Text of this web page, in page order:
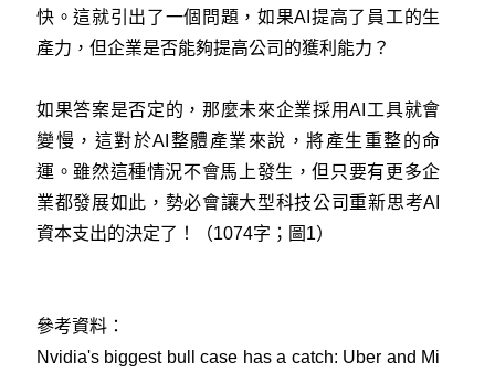
快。這就引出了一個問題，如果AI提高了員工的生
產力，但企業是否能夠提高公司的獲利能力？
如果答案是否定的，那麼未來企業採用AI工具就會
變慢，這對於AI整體產業來說，將產生重整的命
運。雖然這種情況不會馬上發生，但只要有更多企
業都發展如此，勢必會讓大型科技公司重新思考AI
資本支出的決定了！（1074字；圖1）
參考資料：
Nvidia's biggest bull case has a catch: Uber and Mi